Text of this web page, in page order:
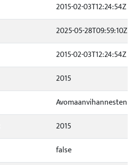
2015-02-03T12:24:54Z
2025-05-28T09:59:10Z
2015-02-03T12:24:54Z
2015
Avomaanvihannesten
2015
false